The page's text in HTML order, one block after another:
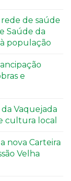
de saúde
Saúde da
população
e
Vaquejada
cultura local
nova Carteira
Velha